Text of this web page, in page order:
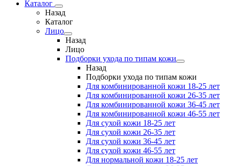
Каталог
Назад
Каталог
Лицо
Назад
Лицо
Подборки ухода по типам кожи
Назад
Подборки ухода по типам кожи
Для комбинированной кожи 18-25 лет
Для комбинированной кожи 26-35 лет
Для комбинированной кожи 36-45 лет
Для комбинированной кожи 46-55 лет
Для сухой кожи 18-25 лет
Для сухой кожи 26-35 лет
Для сухой кожи 36-45 лет
Для сухой кожи 46-55 лет
Для нормальной кожи 18-25 лет